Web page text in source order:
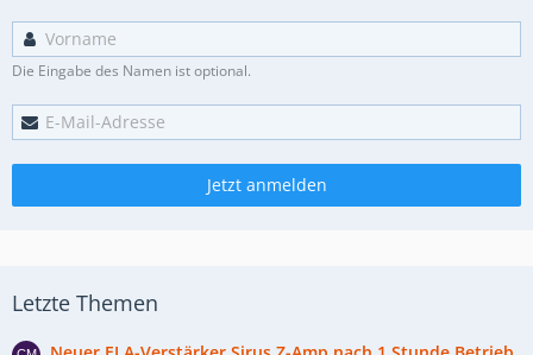
Die Eingabe des Namen ist optional.
Jetzt anmelden
Letzte Themen